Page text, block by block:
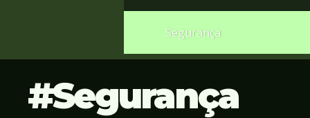
Segurança
Segurança